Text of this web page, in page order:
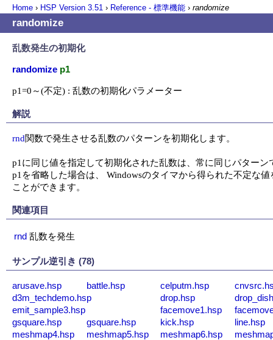
Home › HSP Version 3.51 › Reference - 標準機能 › randomize
randomize
乱数発生の初期化
randomize p1
p1=0～(不定) : 乱数の初期化パラメーター
解説
rnd関数で発生させる乱数のパターンを初期化します。
p1に同じ値を指定して初期化された乱数は、常に同じパター
p1を省略した場合は、 Windowsのタイマから得られた不定な
ことができます。
関連項目
rnd 乱数を発生
サンプル逆引き (78)
arusave.hsp battle.hsp celputm.hsp
d3m_techdemo.hsp
drop.hsp
emit_sample3.hsp
facemove1.hsp
gsquare.hsp
gsquare.hsp kick.hsp
line.hsp
meshmap4.hsp
meshmap5.hsp meshmap6.hsp